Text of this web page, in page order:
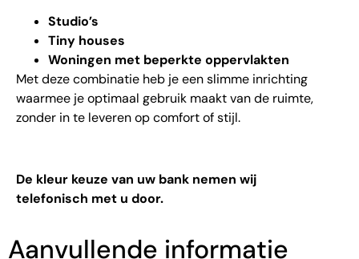
Studio’s
Tiny houses
Woningen met beperkte oppervlakten
Met deze combinatie heb je een slimme inrichting
waarmee je optimaal gebruik maakt van de ruimte,
zonder in te leveren op comfort of stijl.
De kleur keuze van uw bank nemen wij
telefonisch met u door.
Aanvullende informatie